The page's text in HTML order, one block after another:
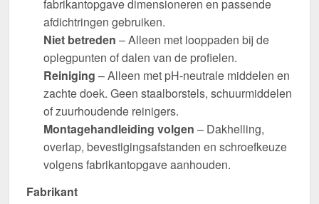
fabrikantopgave dimensioneren en passende
afdichtringen gebruiken.
Niet betreden – Alleen met looppaden bij de
oplegpunten of dalen van de profielen.
Reiniging – Alleen met pH-neutrale middelen en
zachte doek. Geen staalborstels, schuurmiddelen
of zuurhoudende reinigers.
Montagehandleiding volgen – Dakhelling,
overlap, bevestigingsafstanden en schroefkeuze
volgens fabrikantopgave aanhouden.
Fabrikant